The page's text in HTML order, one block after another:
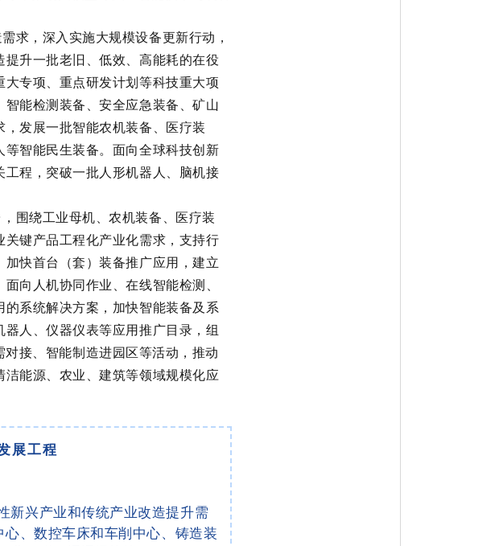
求，深入实施大规模设备更新行动，
升一批老旧、低效、高能耗的在役
大专项、重点研发计划等科技重大项
智能检测装备、安全应急装备、矿山
，发展一批智能农机装备 、医疗装
智能民生装备。面向全球科技创新
程，突破一批人形机器人、脑机接
围绕工业母机、农机装备、医疗装
键产品工程化产业化需求，支持行
快首台（套）装备推广应用，建立
向人机协同作业、在线智能检测、
系统解决方案，加快智能装备及系
器人、仪器仪表等应用推广目录，组
对接、智能制造进园区等活动，推动
能源、农业、建筑等领域规模化应
展工程
新兴产业和传统产业改造提升需
、数控车床和车削中心、铸造装